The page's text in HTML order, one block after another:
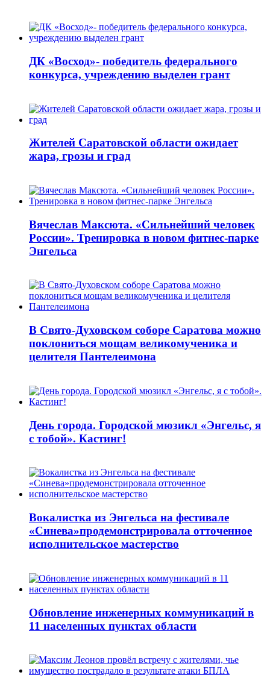
ДК «Восход»- победитель федерального
конкурса, учреждению выделен грант
Жителей Саратовской области ожидает
жара, грозы и град
Вячеслав Максюта. «Сильнейший человек
России». Тренировка в новом фитнес-парке
Энгельса
В Свято-Духовском соборе Саратова можно
поклониться мощам великомученика и
целителя Пантелеимона
День города. Городской мюзикл «Энгельс, я
с тобой». Кастинг!
Вокалистка из Энгельса на фестивале
«Синева»продемонстрировала отточенное
исполнительское мастерство
Обновление инженерных коммуникаций в
11 населенных пунктах области